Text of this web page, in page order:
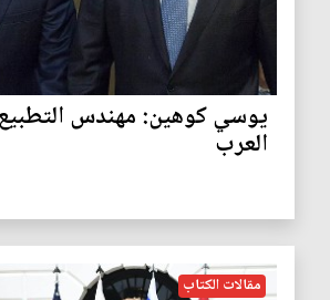
يوسي كوهين: مهندس
العرب
مقالات الكتاب